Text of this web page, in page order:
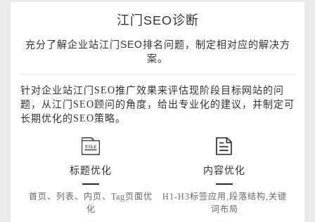
江门SEO诊断
充分了解企业站江门SEO排名问题，制定相对应的解决方
案。
针对企业站江门SEO推广效果来评估现阶段目标网站的问
题，从江门SEO顾问的角度，给出专业化的建议，并制定可
长期优化的SEO策略。
标题优化
首页、列表、内页、Tag页面优
化
内容优化
H1-H3标签应用,段落结构,关键
词布局